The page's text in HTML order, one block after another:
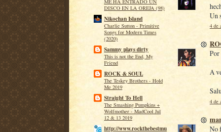
ME HA ENTRADO UN
DISCO EN LA OREJA (98)
Nikochan Island
Charlie Sutton - Primitive
Songs for Modern Times
(2020)
Sammy plays dirty
This is not the End, My
Friend
ROCK & SOUL
The Teskey Brothers - Hold
Me 2019
Straight To Hell
The Smashing Pumpkins +
Wolfmother - MadCool Jul
12 & 13 2019
http://www.rockthebestmu
Un
4 de
Por
A
4 de
No